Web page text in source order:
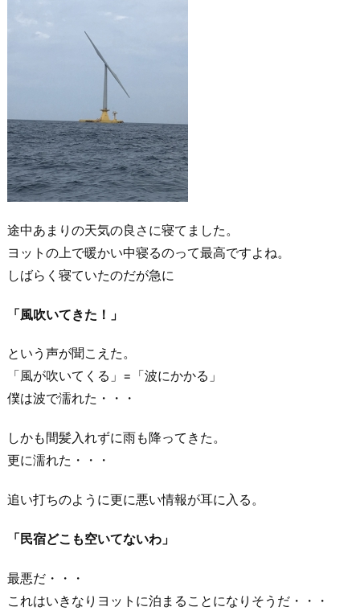
途中あまりの天気の良さに寝てました。
ヨットの上で暖かい中寝るのって最高ですよね。
しばらく寝ていたのだが急に
「風吹いてきた！」
という声が聞こえた。
「風が吹いてくる」=「波にかかる」
僕は波で濡れた・・・
しかも間髪入れずに雨も降ってきた。
更に濡れた・・・
追い打ちのように更に悪い情報が耳に入る。
「民宿どこも空いてないわ」
最悪だ・・・
これはいきなりヨットに泊まることになりそうだ・・・